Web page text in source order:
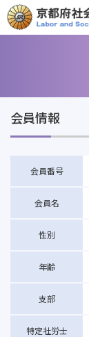
会員情報
会員番号
会員名
性別
年齢
支部
特定社労士